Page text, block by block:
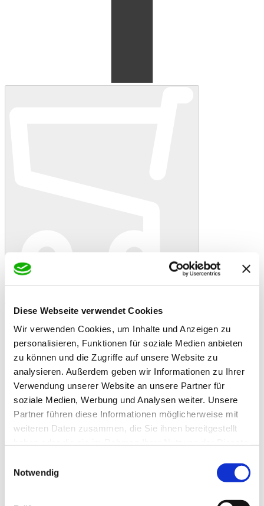
Diese Webseite verwendet Cookies
Wir verwenden Cookies, um Inhalte und Anzeigen zu
personalisieren, Funktionen für soziale Medien anbieten
zu können und die Zugriffe auf unsere Website zu
analysieren. Außerdem geben wir Informationen zu Ihrer
Verwendung unserer Website an unsere Partner für
soziale Medien, Werbung und Analysen weiter. Unsere
Partner führen diese Informationen möglicherweise mit
weiteren Daten zusammen, die Sie ihnen bereitgestellt
Notwendig
In den Warenkorb Danke! Etwas ist schiefgelaufen
Deuka VoMiGo LAF 25 kg
VoMiGo LAF Mehl
Das Alleinfutter für Legehennen ab der Legereife - reduziert den
Befall durch die rote Vogelmilbe. In homogener Mehlform oder
gekörnt erhältlich.
Einsatzempfehlung VoMiGo LAF:
Als Alleinfutter für Legehennen ab der Legereife. Ganzjährig je
nach Rasse und Gewicht 125 g/ Tag (oder saisonal von Frühjahr bis
Herbst).
Zusatzinformationen
Zusatzinformationen
Sojaextr.schrotfutter mit Stock, dampferh.
*(2) 21,0 % , Calciumcarbonat 9,6 %,
Weizenkleie 3,0 %, Pflanzenfettsäuren
1,0 %, Monocalciumphosphat 0,6 %,